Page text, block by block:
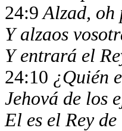
24:9Alzad, oh
Y alzaos
Y entrará el
24:10 ¿Quién
Jehová de los
El es el Rey